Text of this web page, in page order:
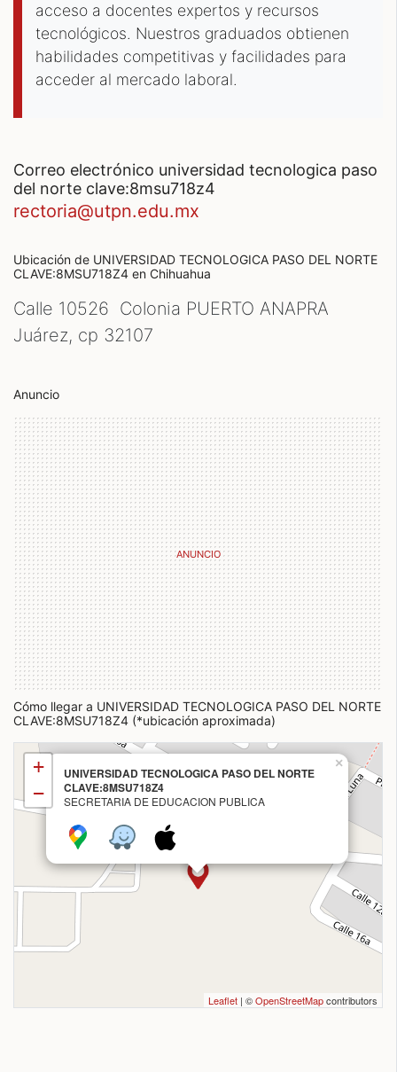
acceso a docentes expertos y recursos
tecnológicos. Nuestros graduados obtienen
habilidades competitivas y facilidades para
acceder al mercado laboral.
correo electrónico universidad tecnologica paso
del norte clave:8msu718z4
rectoria@utpn.edu.mx
Ubicación de UNIVERSIDAD TECNOLOGICA PASO DEL NORTE
CLAVE:8MSU718Z4 en Chihuahua
Calle 10526 Colonia PUERTO ANAPRA
Juárez, cp 32107
Anuncio
Cómo llegar a UNIVERSIDAD TECNOLOGICA PASO DEL NORTE
CLAVE:8MSU718Z4 (*ubicación aproximada)
UNIVERSIDAD TECNOLOGICA PASO DEL NORTE
CLAVE:8MSU718Z4
SECRETARIA DE EDUCACION PUBLICA
×
+
−
Leaflet | ©OpenStreetMapcontributors